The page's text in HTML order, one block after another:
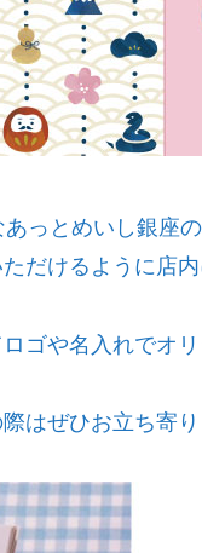
っとめいし銀座の
だけるように店
ゴや名入れでオ
はぜひお立ち寄り